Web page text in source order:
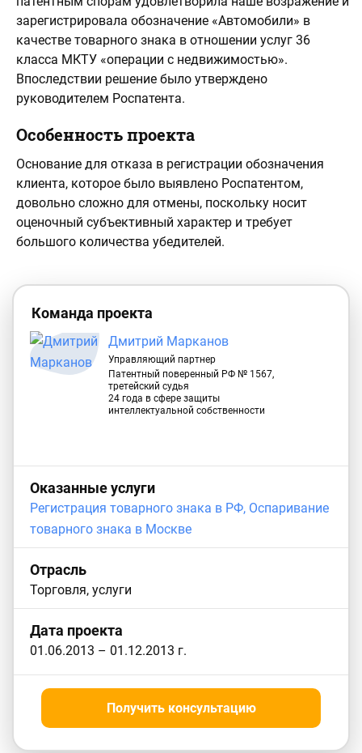
зарегистрировала обозначение «Автомобили» в
качестве товарного знака в отношении услуг 36
класса МКТУ «операции с недвижимостью».
Впоследствии решение было утверждено
руководителем Роспатента.
Особенность проекта
Основание для отказа в регистрации обозначения
клиента, которое было выявлено Роспатентом,
довольно сложно для отмены, поскольку носит
оценочный субъективный характер и требует
большого количества убедителей.
Команда проекта
Дмитрий Марканов
Управляющий партнер
Патентный поверенный РФ № 1567,
третейский судья
24 года в сфере защиты
интеллектуальной собственности
Оказанные услуги
Регистрация товарного знака в РФ, Оспаривание
товарного знака в Москве
Отрасль
Торговля, услуги
Дата проекта
01.06.2013 – 01.12.2013 г.
Получить консультацию